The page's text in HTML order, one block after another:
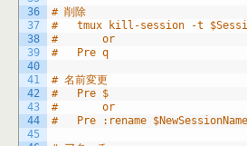
36
37
38
39
40
41
42
43
44
45
# 削除
#	tmux kill-session -t
#		or
#	Pre q
# 名前変更
#	Pre $
#		or
#	Pre :rename $NewSessionName